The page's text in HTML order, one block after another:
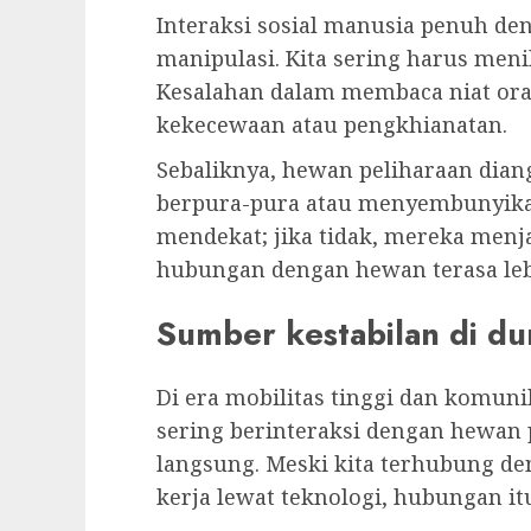
Interaksi sosial manusia penuh
manipulasi. Kita sering harus
Kesalahan dalam membaca niat
kekecewaan atau pengkhianatan.
Sebaliknya, hewan peliharaan
berpura-pura atau
mendekat; jika tidak, mereka
hubungan dengan hewan terasa
Sumber kestabilan di
Di era mobilitas tinggi dan
sering berinteraksi dengan
langsung. Meski kita terhubung
kerja lewat teknologi, hubungan